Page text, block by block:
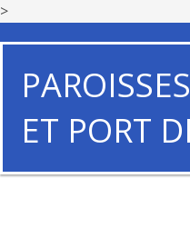
>
ET PORT